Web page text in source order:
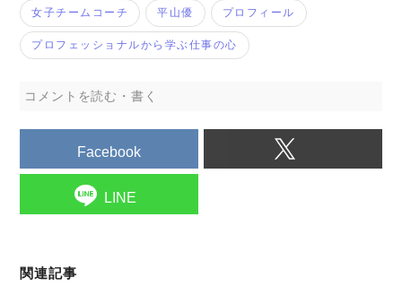
女子チームコーチ 平山優 プロフィール
プロフェッショナルから学ぶ仕事の心
コメントを読む・書く
Facebook
LINE
関連記事